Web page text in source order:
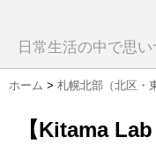
日常生活の中で思
ホーム > 札幌北部（北区・
【Kitama